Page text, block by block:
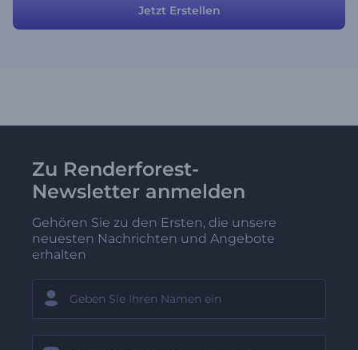
Jetzt Erstellen
Zu Renderforest-
Newsletter anmelden
Gehören Sie zu den Ersten, die unsere
neuesten Nachrichten und Angebote
erhalten